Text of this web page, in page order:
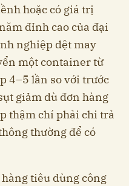
hoặc có giá trị
đỉnh cao của đại
nghiệp dệt may
một container từ
4–5 lần so với trước
giảm dù đơn hàng
thậm chí phải chi trả
thường để có
tiêu dùng công